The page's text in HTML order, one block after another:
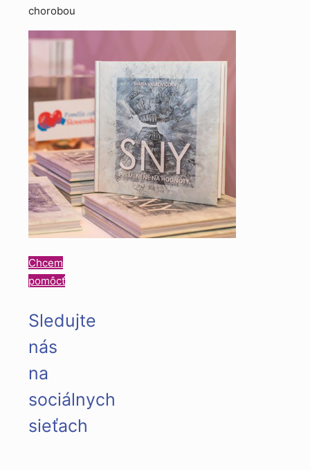
chorobou
Chcem
pomôcť
Sledujte
nás
na
sociálnych
sieťach